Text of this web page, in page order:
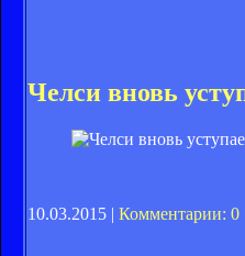
Челси вновь
10.03.2015 | Комментарии: 0